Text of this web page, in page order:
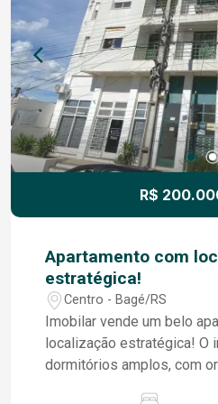
R$
Apartamento com
estratégica!
Centro - Bagé/RS
Imobilar vende um belo
localização estratégica! O imóvel possui 2
dormitórios amplos, com